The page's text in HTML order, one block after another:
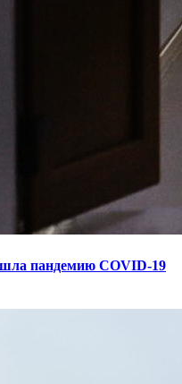
пандемию COVID-19